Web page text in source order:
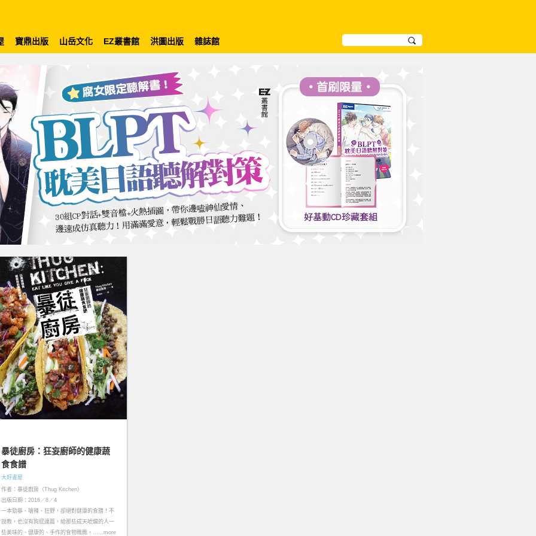
寶鼎出版 山岳文化 EZ叢書館 洪圖出版 雜誌館
暴徒廚房：狂妄廚師的健康蔬
食食譜
大好書屋
作者：暴徒廚房（Thug Kitchen）
出版日期：2016／8／4
一本勁暴、嗆辣、狂野，卻絕對健康的食譜！不
說教，也沒有狗屁連篇，給那些成天唬爛的人一
些美味的、健康的、手作的食物瞧瞧。……more